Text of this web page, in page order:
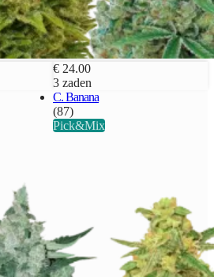
€ 24.00
3 zaden
C. Banana
(87)
Pick&Mix